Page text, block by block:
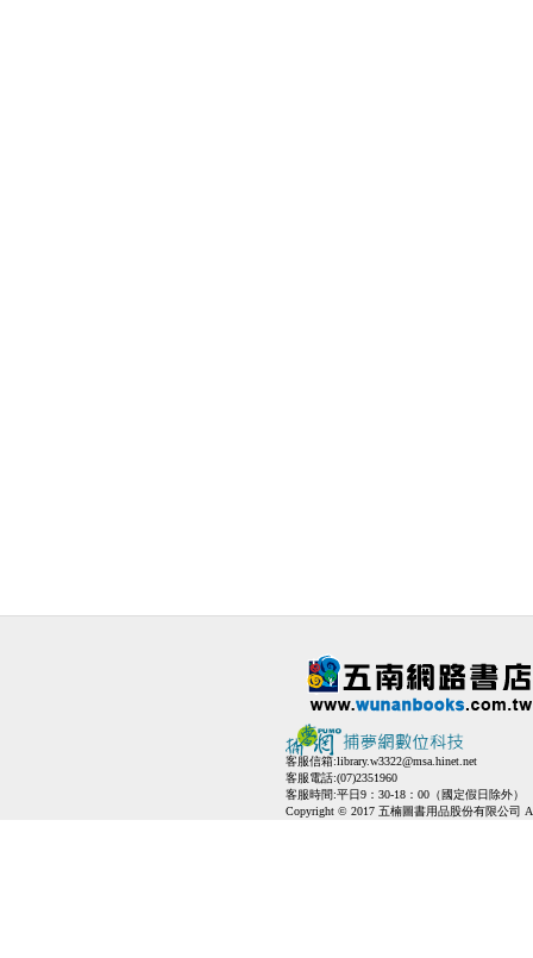
客服信箱:library.w3322@msa.hinet.net
客服電話:(07)2351960
客服時間:平日9：30-18：00（國定假日除外）
Copyright © 2017 五楠圖書用品股份有限公司